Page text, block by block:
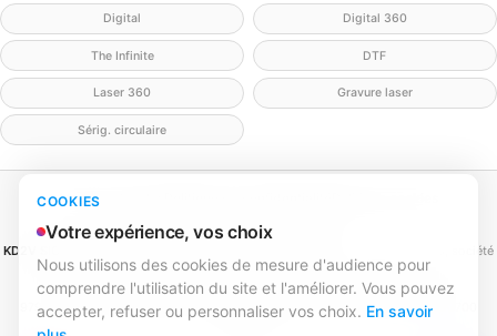
COOKIES
Votre expérience, vos choix
Nous utilisons des cookies de mesure d'audience pour
comprendre l'utilisation du site et l'améliorer. Vous pouvez
accepter, refuser ou personnaliser vos choix. En savoir
Digital Digital 360
The Infinite DTF
Laser 360 Gravure laser
Sérig. circulaire
Mentions légales
KD2V SIGNA & EVENTA
(MEILLEURECOMMUNICATION.COM - KD2V) — SAS, société
par actions simplifiée
SIREN 979 428 133 · SIRET 979 428 133 00016 · TVA FR84979428133
979 428 133 R.C.S. Bordeaux · Capital 1 000,00 € · 31 rue Caroline Aigle, 33700